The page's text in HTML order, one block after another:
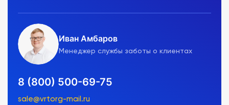
Иван Амбаров
Менеджер службы заботы о клиентах
8 (800) 500-69-75
sale@vrtorg-mail.ru